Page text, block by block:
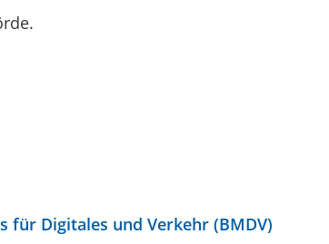
Digitales und Verkehr (BMDV)